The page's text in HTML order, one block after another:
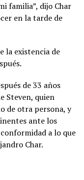
familia”, dijo Char
en la tarde de
la existencia de
de 33 años
Steven, quien
de otra persona, y
ante los
a lo que
Char.